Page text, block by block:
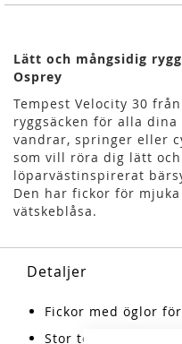
gallery
images
Lätt och mångsidig
Osprey
Tempest Velocity 30
ryggsäcken för alla
vandrar, springer eller
som vill röra dig lätt
löparvästinspirerat
Den har fickor för
vätskeblåsa.
Detaljer
Fickor med öglor
Stor telefonficka